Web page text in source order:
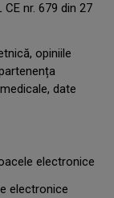
CE nr. 679 din 27
opiniile
date
electronice
electronice